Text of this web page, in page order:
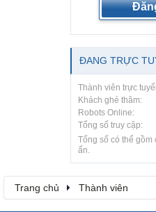
ĐANG TRỰC
Thành viên trực
Khách ghé thăm:
Robots Online:
Tổng số truy cập:
Tổng số có thể gồm
ẩn.
Trang chủ Thành viên